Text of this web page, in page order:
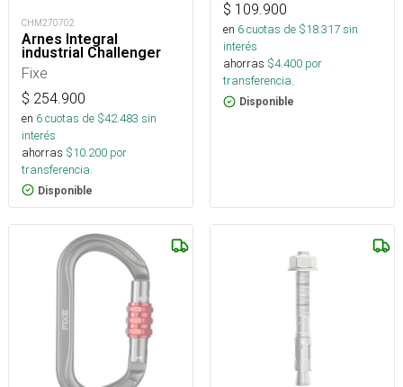
CHM270702
Arnes Integral
industrial Challenger
Fixe
$ 254.900
en 6cuotas de $42.483 sin
interés
ahorras $10.200 por
transferencia.
Disponible
$ 109.900
en 6cuotas de $18.317sin
interés
ahorras $4.400 por
transferencia.
Disponible